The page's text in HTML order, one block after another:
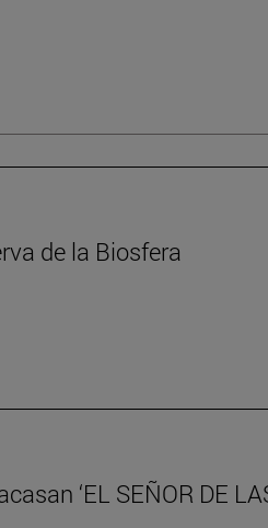
de la Biosfera
‘EL SEÑOR DE